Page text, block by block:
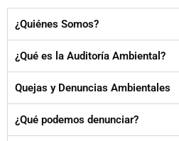
¿Quiénes Somos?
¿Qué es la Auditoría Ambiental?
Quejas y Denuncias Ambientales
¿Qué podemos denunciar?